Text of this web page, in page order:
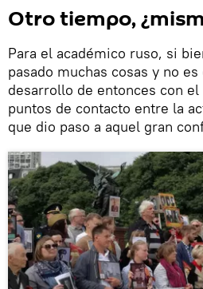
Otro tiempo,
Para el académico ruso, si
pasado muchas cosas y no
desarrollo de entonces con
puntos de contacto entre la
que dio paso a aquel gran